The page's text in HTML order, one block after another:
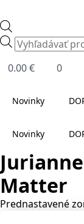
Products
search
0.00€ 0
Novinky
Novinky
Jurianne
Matter